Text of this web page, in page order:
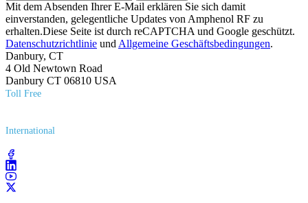
Mit dem Absenden Ihrer E-Mail erklären Sie sich damit
einverstanden, gelegentliche Updates von Amphenol RF zu
erhalten.Diese Seite ist durch reCAPTCHA und Google geschützt.
Datenschutzrichtlinie und Allgemeine Geschäftsbedingungen.
Danbury, CT
4 Old Newtown Road
Danbury CT 06810 USA
Toll Free
International